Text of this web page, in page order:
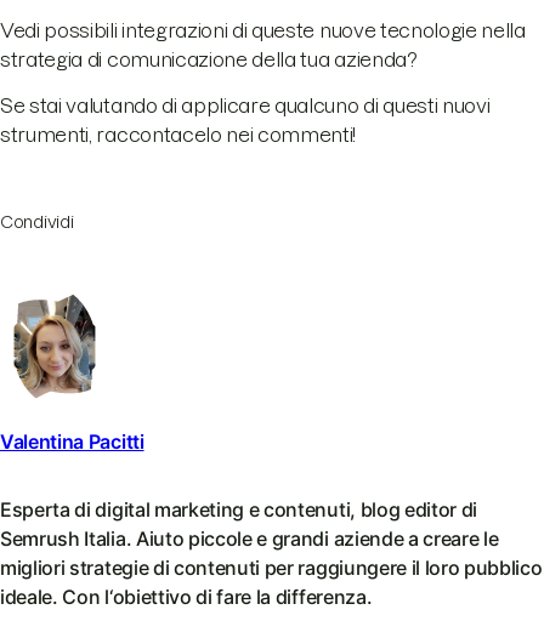
Vedi possibili integrazioni di queste nuove tecnologie nella
strategia di comunicazione della tua azienda?
Se stai valutando di applicare qualcuno di questi nuovi
strumenti, raccontacelo nei commenti!
Condividi
Valentina Pacitti
Esperta di digital marketing e contenuti, blog editor di
Semrush Italia. Aiuto piccole e grandi aziende a creare le
migliori strategie di contenuti per raggiungere il loro pubblico
ideale. Con l‘obiettivo di fare la differenza.